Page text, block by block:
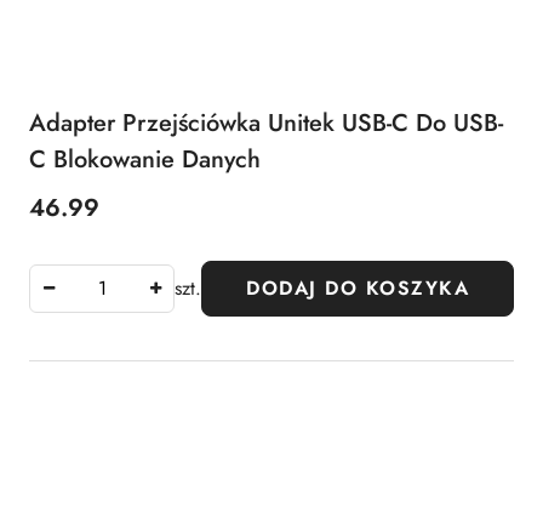
Adapter Przejściówka Unitek USB-C Do USB-
C Blokowanie Danych
Cena:
46.99
szt. DODAJ DO KOSZYKA